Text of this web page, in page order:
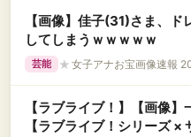
【画像】佳子(31)さま、
してしまうｗｗｗｗｗ
芸能 ★ 女子アナお宝画像速報
【ラブライブ！】【画像
【ラブライブ！シリーズ ×